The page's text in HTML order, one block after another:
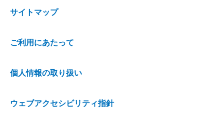
サイトマップ
ご利用にあたって
個人情報の取り扱い
ウェブアクセシビリティ指針